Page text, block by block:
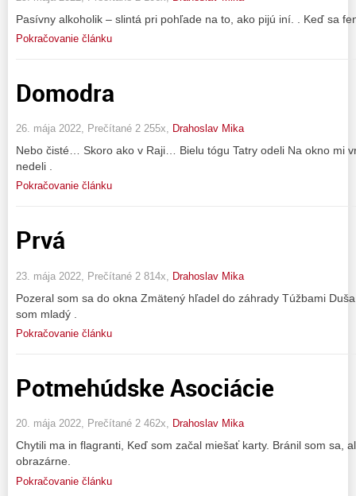
Pasívny alkoholik – slintá pri pohľade na to, ako pijú iní. . Keď sa
Pokračovanie článku
Domodra
26. mája 2022, Prečítané 2 255x, Drahoslav Mika
Nebo čisté… Skoro ako v Raji… Bielu tógu Tatry odeli Na okno mi
nedeli .
Pokračovanie článku
Prvá
23. mája 2022, Prečítané 2 814x, Drahoslav Mika
Pozeral som sa do okna Zmätený hľadel do záhrady Túžbami
som mladý .
Pokračovanie článku
Potmehúdske Asociácie
20. mája 2022, Prečítané 2 462x, Drahoslav Mika
Chytili ma in flagranti, Keď som začal miešať karty. Bránil som sa,
obrazárne.
Pokračovanie článku